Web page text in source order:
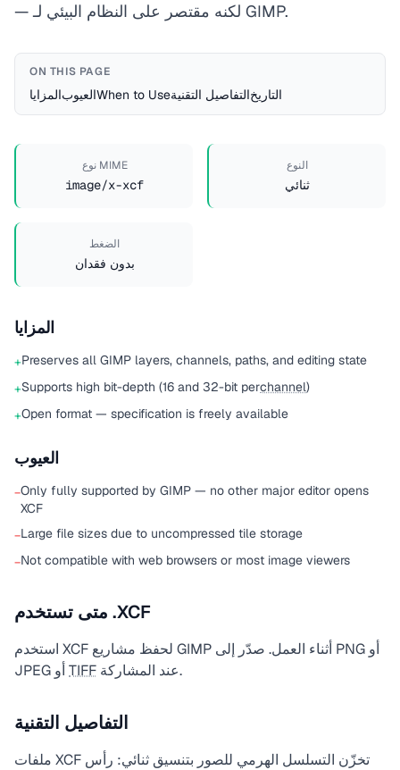
— لكنه مقتصر على النظام البيئي لـ GIMP.
ON THIS PAGE
المزاياالعيوبWhen to Useالتفاصيل التقنيةالتاريخ
نوع MIME
image/x-xcf
النوع
ثنائي
الضغط
بدون فقدان
المزايا
+Preserves all GIMP layers, channels, paths, and editing state
+Supports high bit-depth (16 and 32-bit perchannel)
+Open format — specification is freely available
العيوب
−Only fully supported by GIMP — no other major editor opens
XCF
−Large file sizes due to uncompressed tile storage
−Not compatible with web browsers or most image viewers
متى تستخدم .XCF
استخدم XCF لحفظ مشاريع GIMP أثناء العمل. صدّر إلى PNG أو
TIFF عند المشاركة.
التفاصيل التقنية
ملفات XCF تخزّن التسلسل الهرمي للصور بتنسيق ثنائي: رأس